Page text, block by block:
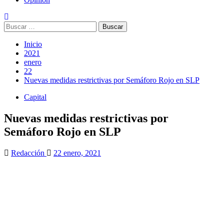
Buscar:
Inicio
2021
enero
22
Nuevas medidas restrictivas por Semáforo Rojo en SLP
Capital
Nuevas medidas restrictivas por
Semáforo Rojo en SLP
Redacción 22 enero, 2021